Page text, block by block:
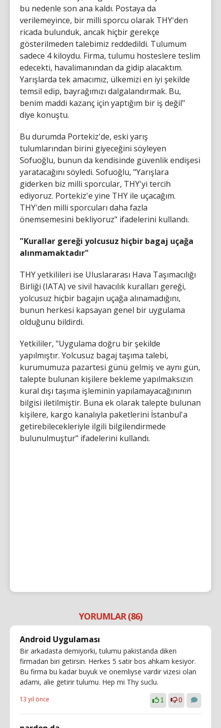
bu nedenle son ana kaldı. Postaya da
verilemeyince, bir milli sporcu olarak THY'den
ricada bulunduk, ancak hiçbir gerekçe
gösterilmeden talebimiz reddedildi. Tulumum
sadece 4 kiloydu. Firma, tulumu hosteslere teslim
edecekti, havalimanından da gidip alacaktım.
Yarışlarda tek amacımız, ülkemizi en iyi şekilde
temsil edip, bayrağımızı dalgalandırmak. Bu,
benim maddi kazanç için yaptığım bir iş değil"
diye konuştu.
Bu durumda Portekiz'de, eski yarış
tulumlarından birini giyeceğini söyleyen
Sofuoğlu, bunun da kendisinde güvenlik endişesi
yaratacağını söyledi. Sofuoğlu, "Yarışlara
giderken biz milli sporcular, THY'yi tercih
ediyoruz. Portekiz'e yine THY ile uçacağım.
THY'den milli sporcuları daha fazla
önemsemesini bekliyoruz" ifadelerini kullandı.
"Kurallar gereği yolcusuz hiçbir bagaj uçağa
alınmamaktadır"
THY yetkilileri ise Uluslararası Hava Taşımacılığı
Birliği (IATA) ve sivil havacılık kuralları gereği,
yolcusuz hiçbir bagajın uçağa alınamadığını,
bunun herkesi kapsayan genel bir uygulama
olduğunu bildirdi.
Yetkililer, "Uygulama doğru bir şekilde
yapılmıştır. Yolcusuz bagaj taşıma talebi,
kurumumuza pazartesi günü gelmiş ve aynı gün,
talepte bulunan kişilere bekleme yapılmaksızın
kural dışı taşıma işleminin yapılamayacağınının
bilgisi iletilmiştir. Buna ek olarak talepte bulunan
kişilere, kargo kanalıyla paketlerini İstanbul'a
getirebilecekleriyle ilgili bilgilendirmede
bulunulmuştur" ifadelerini kullandı.
YORUMLAR (86)
Android Uygulaması
Bir arkadasta demiyorki, tulumu pakistanda diken
firmadan biri getirsin. Herkes 5 satir bos ahkam kesiyor.
Bu firma bu kadar buyuk ve onemliyse vardir vizesi olan
adami, alie getirir tulumu. Hep mi Thy suclu.
13 yıl önce 1 0